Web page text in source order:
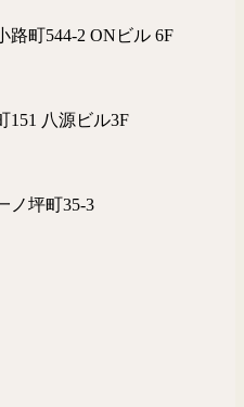
路町544-2 ONビル 6F
151 八源ビル3F
ノ坪町35-3